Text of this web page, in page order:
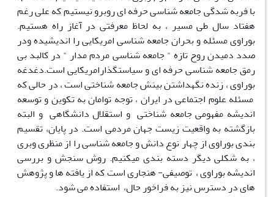
با فربه شدگی جامعه شناسی حرفه ای روبرو نیستیم که علی رغم
هفتاد سال طی مسیر ، به لحاظ معرفتی در آغاز راه هستیم.
بوراوی مسئله و بحران جامعه شناسی امریکایی را اندیشیده ودر
صدد دمیدن روح تازه " جامعه شناسی مردم مدار " در کالبد بی
رمق جامعه شناسی حرفه ای و سیاستگذارامریکایی است.دغدغه
بوراوی ، زنده نگهداشتن بینش جامعه شناختی است ، در حالی که
مسئله علوم اجتماعی در ایران ، توجه توامان به تکوین و توسعه
اندیشه مفهومی جامعه شناختی و استقلال دانشگاهی و البته
بازگشته به واقعیت زیست جهان مردمی است. در پایان، تقسیم
بندی بوراوی از چهار نوع دانش و جامعه شناسی را از منظری وبری
، به شکلی دیگر دسته بندی میکنیم. روش سنجش و بررسی
اندیشه بوراوی ، توصیفی- هنجاری است که از یافته ها و پژوهش
های در دسترس نیز به فراخور حال، استفاده می شود.